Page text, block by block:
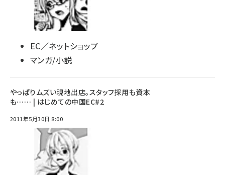
EC／ネットショップ
マンガ/小説
やっぱりムズい現地出店。スタッフ採用も資本
も…… | はじめての中国EC#2
2011年5月30日 8:00